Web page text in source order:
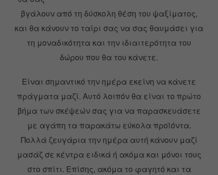
βγάλουν από τη δύσκολη θέση του ψαξίματος,
και θα κάνουν το ταίρι σας να σας θαυμάσει για
τη μοναδικότητα και την ιδιαιτερότητα του
δώρου που θα του κάνετε.
Είναι σημαντικό την ημέρα εκείνη να κάνετε
πράγματα μαζί. Αυτό λοιπόν θα είναι το πρώτο
βήμα των σκέψεών σας για να παρασκευάσετε
με αγάπη τα παρακάτω εύκολα προϊόντα.
Πολλά ζευγάρια την ημέρα αυτή κάνουν μαζί
μασάζ σε κέντρα ειδικά ή ακόμα και μόνοι τους
στο σπίτι. Επίσης, ακόμα το φαγητό και τα